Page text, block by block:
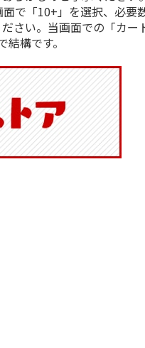
コーデュ
で「10+」を選択、必要
さい。当画面での「カー
構です。